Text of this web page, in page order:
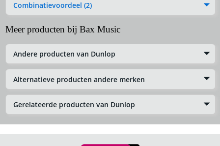
Combinatievoordeel (2)
Meer producten bij Bax Music
Andere producten van Dunlop
Alternatieve producten andere merken
Gerelateerde producten van Dunlop